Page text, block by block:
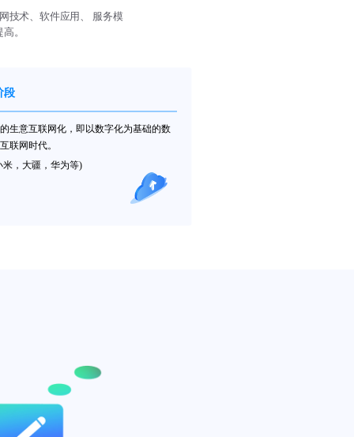
技术、软件应用、 服务模
。
段
生意互联网化，即以数字化为基础的数
联网时代。
米，大疆，华为等)